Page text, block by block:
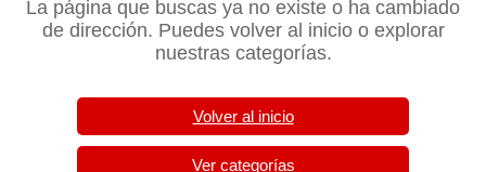
La página que buscas ya no existe o ha cambiado
de dirección. Puedes volver al inicio o explorar
nuestras categorías.
Volver al inicio
Ver categorías